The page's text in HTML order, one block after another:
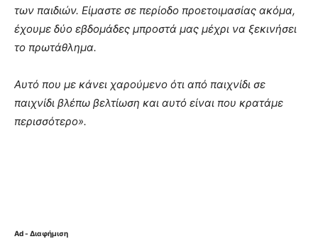
των παιδιών. Είμαστε σε περίοδο προετοιμασίας ακόμα,
έχουμε δύο εβδομάδες μπροστά μας μέχρι να ξεκινήσει
το πρωτάθλημα.
Αυτό που με κάνει χαρούμενο ότι από παιχνίδι σε
παιχνίδι βλέπω βελτίωση και αυτό είναι που κρατάμε
περισσότερο».
Ad - Διαφήμιση